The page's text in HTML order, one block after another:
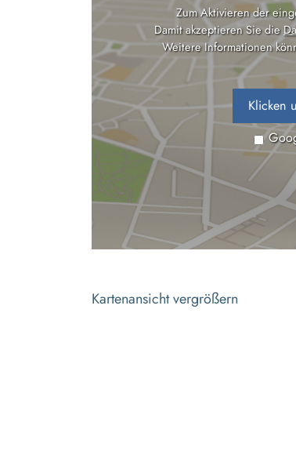
Zum Aktivieren der
Damit akzeptieren Sie die
Weitere Informationen
Klicken
Kartenansicht vergrößern